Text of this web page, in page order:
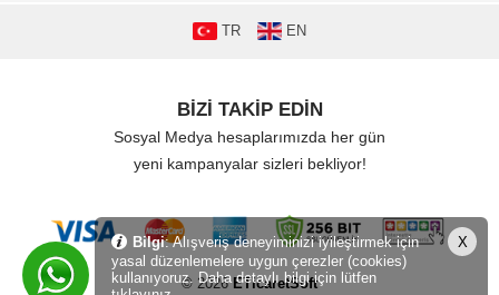
TR EN
BİZİ TAKİP EDİN
Sosyal Medya hesaplarımızda her gün
yeni kampanyalar sizleri bekliyor!
© 2026 ETicaretSoft
Bilgi: Alışveriş deneyiminizi iyileştirmek için
yasal düzenlemelere uygun çerezler (cookies)
kullanıyoruz. Daha detaylı bilgi için lütfen
X